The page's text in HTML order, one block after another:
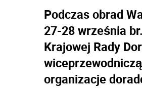
Podczas obrad
27-28 września
Krajowej Rady
organizacje